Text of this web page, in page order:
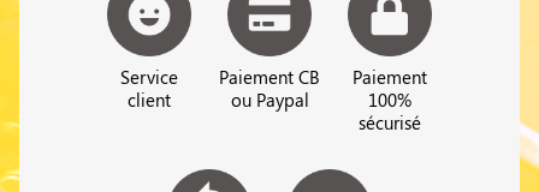
Service
client
Paiement CB
ou Paypal
Paiement
100%
sécurisé